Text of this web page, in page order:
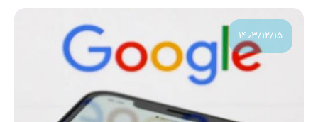
۱۴۰۳/۱۲/۱۵